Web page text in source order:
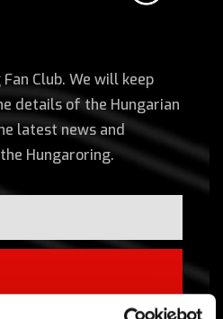
Club. We will keep
details of the Hungarian
latest news and
Hungaroring.